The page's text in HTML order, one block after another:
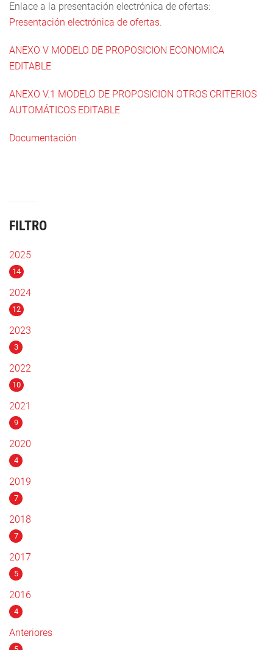
Enlace a la presentación electrónica de ofertas:
Presentación electrónica de ofertas.
ANEXO V MODELO DE PROPOSICION ECONOMICA
EDITABLE
ANEXO V.1 MODELO DE PROPOSICION OTROS CRITERIOS
AUTOMÁTICOS EDITABLE
Documentación
FILTRO
2025
14
2024
12
2023
3
2022
10
2021
9
2020
4
2019
7
2018
7
2017
5
2016
4
Anteriores